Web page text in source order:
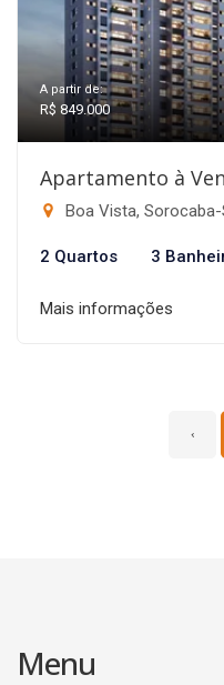
A partir de:
R$ 849.000
Apartamento à
Boa Vista, Sorocaba-
2 Quartos 3
Mais informações
‹
Menu